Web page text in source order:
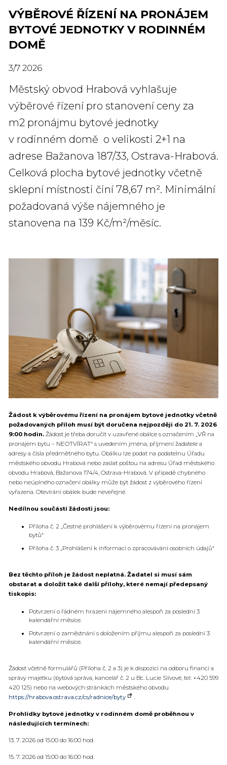
VÝBĚROVÉ ŘÍZENÍ NA PRONÁJEM
BYTOVÉ JEDNOTKY V RODINNÉM
DOMĚ
3/7 2026
Městský obvod Hrabová vyhlašuje
výběrové řízení pro stanovení ceny za
m2 pronájmu bytové jednotky
v rodinném domě o velikosti 2+1 na
adrese Bažanova 187/33, Ostrava-Hrabová.
Celková plocha bytové jednotky včetně
sklepní místnosti činí 78,67 m². Minimální
požadovaná výše nájemného je
stanovena na 139 Kč/m²/měsíc.
Žádost k výběrovému řízení na pronájem bytové jednotky včetně
požadovaných příloh musí být doručena nejpozději do 21. 7. 2026
9:00 hodin. Žádost je třeba doručit v uzavřené obálce s označením „VŘ na
pronájem bytu – NEOTVÍRAT“ s uvedením jména, příjmení žadatele a
adresy a čísla předmětného bytu. Obálku lze podat na podatelnu Úřadu
městského obvodu Hrabová nebo zaslat poštou na adresu Úřad městského
obvodu Hrabová, Bažanova 174/4, Ostrava-Hrabová. V případě chybného
nebo neúplného označení obálky může být žádost z výběrového řízení
vyřazena. Otevírání obálek bude neveřejné.
Nedílnou součástí žádosti jsou:
Příloha č. 2 „Čestné prohlášení k výběrovému řízení na pronájem
bytů“
Příloha č. 3 „Prohlášení k informaci o zpracovávání osobních údajů“
Bez těchto příloh je žádost neplatná. Žadatel si musí sám
obstarat a doložit také další přílohy, které nemají předepsaný
tiskopis:
Potvrzení o řádném hrazení nájemného alespoň za poslední 3
kalendářní měsíce.
Potvrzení o zaměstnání s doložením příjmu alespoň za poslední 3
kalendářní měsíce.
Žádost včetně formulářů (Příloha č. 2 a 3) je k dispozici na odboru financí a
správy majetku (bytová správa, kancelář č. 2 u Bc. Lucie Slívové, tel: +420 599
420 125) nebo na webových stránkách městského obvodu
https://hrabova.ostrava.cz/cs/radnice/byty
.
Prohlídky bytové jednotky v rodinném domě proběhnou v
následujících termínech:
13. 7. 2026 od 15:00 do 16:00 hod.
15. 7. 2026 od 15:00 do 16:00 hod.